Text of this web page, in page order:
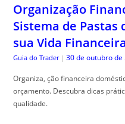
Organização
Sistema de Pastas
sua Vida Financeira
Guia do Trader | 30 de outubro de
Organiza, ção financeira
orçamento. Descubra dicas
qualidade.